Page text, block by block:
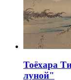
Тоёхара
луной"